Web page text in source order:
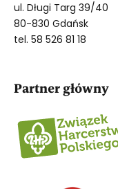
ul. Długi Targ 39/40
80-830 Gdańsk
tel. 58 526 81 18
Partner główny